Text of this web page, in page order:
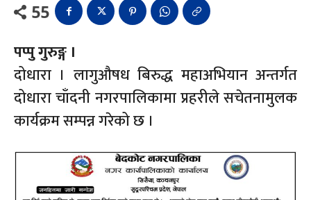
55
पप्पु गुरुङ्ग ।
दोधारा । लागुऔषध बिरुद्ध महाअभियान अन्तर्गत
दोधारा चाँदनी नगरपालिकामा प्रहरीले सचेतनामुलक
कार्यक्रम सम्पन्न गरेको छ ।